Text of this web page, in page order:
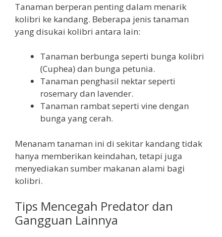
Tanaman berperan penting dalam menarik
kolibri ke kandang. Beberapa jenis tanaman
yang disukai kolibri antara lain:
Tanaman berbunga seperti bunga kolibri
(Cuphea) dan bunga petunia.
Tanaman penghasil nektar seperti
rosemary dan lavender.
Tanaman rambat seperti vine dengan
bunga yang cerah.
Menanam tanaman ini di sekitar kandang tidak
hanya memberikan keindahan, tetapi juga
menyediakan sumber makanan alami bagi
kolibri.
Tips Mencegah Predator dan
Gangguan Lainnya